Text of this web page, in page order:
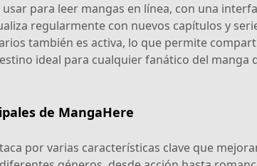
para leer mangas en línea, con una
regularmente con nuevos capítulos y
también es activa, lo que permite
ideal para cualquier fanático del
de MangaHere
por varias características clave que